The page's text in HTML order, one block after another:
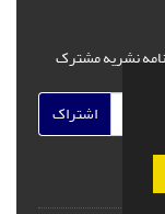
نشریه مشترک
اشتراک